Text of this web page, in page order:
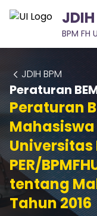
JDIH
BPM FH
JDIH BPM
Peraturan
Peraturan
Universitas
PER/
tentang
Tahun 2016